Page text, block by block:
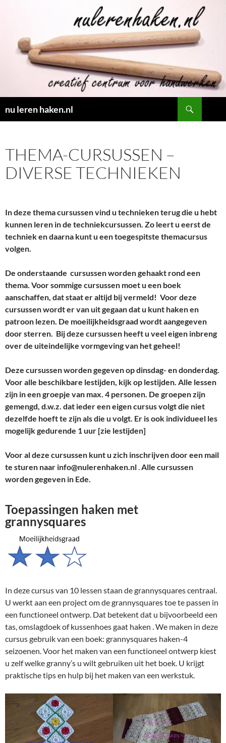
inhoud
nu leren haken.nl
THEMA-CURSUSSEN –
DIVERSE TECHNIEKEN
In deze thema cursussen vind u technieken terug die u hebt
kunnen leren in de techniekcursussen. Zo leert u eerst de
techniek en daarna kunt u een toegespitste themacursus
volgen.
De onderstaande cursussen worden gehaakt rond een
thema. Voor sommige cursussen moet u een boek
aanschaffen, dat staat er altijd bij vermeld! Voor deze
cursussen wordt er van uit gegaan dat u kunt haken en
patroon lezen. De moeilijkheidsgraad wordt aangegeven
door sterren. Bij deze cursussen heeft u veel eigen inbreng
over de uiteindelijke vormgeving van het geheel!
Deze cursussen worden gegeven op dinsdag- en donderdag.
Voor alle beschikbare lestijden, kijk op lestijden. Alle lessen
zijn in een groepje van max. 4 personen. De groepen zijn
gemengd, d.w.z. dat ieder een eigen cursus volgt die niet
dezelfde hoeft te zijn als die u volgt. Er is ook individueel les
mogelijk gedurende 1 uur [zie lestijden]
Voor al deze cursussen kunt u zich inschrijven door een mail
te sturen naar info@nulerenhaken.nl.Alle cursussen
worden gegeven in Ede.
Toepassingen haken met
grannysquares
In deze cursus van 10 lessen staan de grannysquares centraal.
U werkt aan een project om de grannysquares toe te passen in
een functioneel ontwerp. Dat betekent dat u bijvoorbeeld een
tas, omslagdoek of kussenhoes gaat haken . We maken in deze
cursus gebruik van een boek: grannysquares haken-4
seizoenen. Voor het maken van een functioneel ontwerp kiest
u zelf welke granny’s u wilt gebruiken uit het boek. U krijgt
praktische tips en hulp bij het maken van een werkstuk.